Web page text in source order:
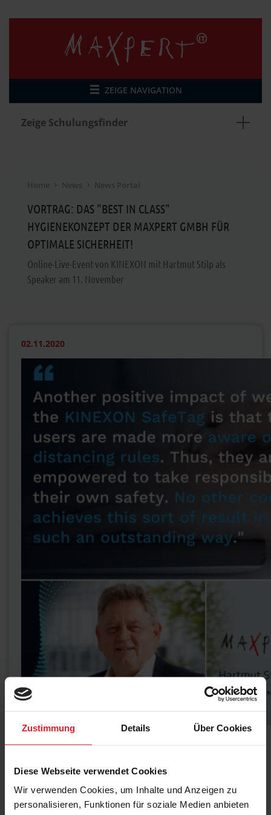
Zustimmung Details Über Cookies
Diese Webseite verwendet Cookies
Wir verwenden Cookies, um Inhalte und Anzeigen zu
personalisieren, Funktionen für soziale Medien anbieten
ZEIGE NAVIGATION
Zeige Schulungsfinder
VORTRAG: DAS "BEST IN CLASS"
HYGIENEKONZEPT DER MAXPERT GMBH FÜR
OPTIMALE SICHERHEIT!
Online-Live-Event von KINEXON mit Hartmut Stilp als
Speaker am 11. November
02.11.2020
Die Maxpert GmbH ist von der DQS bei der ISO 29990
Zertifizierung für ihr ausgezeichnetes Hygienekonzept
Anteil an diesem ausgezeichneten Hygienekonzept
haben die Safetags vom Unternehmen KINEXON,
sogenannte Abstandwarner, die bei einer
Unterschreitung des Mindestabstandes von anderthalb